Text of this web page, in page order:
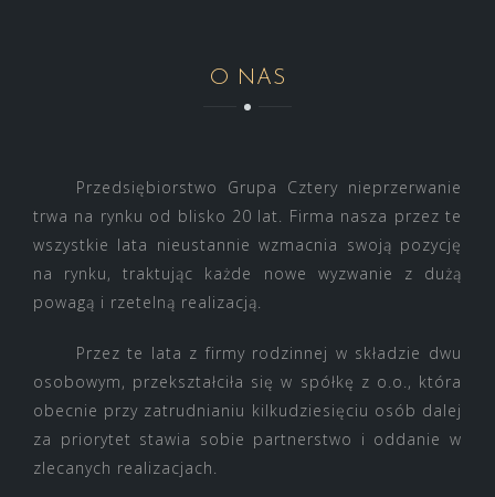
O NAS
Przedsiębiorstwo Grupa Cztery nieprzerwanie
trwa na rynku od blisko 20 lat. Firma nasza przez te
wszystkie lata nieustannie wzmacnia swoją pozycję
na rynku, traktując każde nowe wyzwanie z dużą
powagą i rzetelną realizacją.
Przez te lata z firmy rodzinnej w składzie dwu
osobowym, przekształciła się w spółkę z o.o., która
obecnie przy zatrudnianiu kilkudziesięciu osób dalej
za priorytet stawia sobie partnerstwo i oddanie w
zlecanych realizacjach.